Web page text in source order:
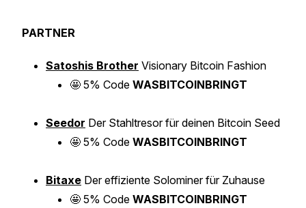
PARTNER
Satoshis Brother Visionary Bitcoin Fashion
🤩 5% Code WASBITCOINBRINGT
Seedor Der Stahltresor für deinen Bitcoin Seed
🤩 5% Code WASBITCOINBRINGT
Bitaxe Der effiziente Solominer für Zuhause
🤩 5% Code WASBITCOINBRINGT